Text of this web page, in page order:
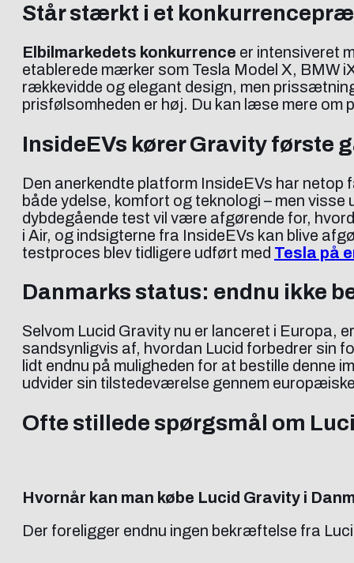
Står stærkt i et
Elbilmarkedets konkurrence er intensiveret
etablerede mærker som Tesla Model X, BMW
rækkevidde og elegant design, men
prisfølsomheden er høj. Du kan læse mere
InsideEVs kører Gravity første
Den anerkendte platform InsideEVs har
både ydelse, komfort og teknologi – men
dybdegående test vil være afgørende for,
i Air, og indsigterne fra InsideEVs kan blive
testproces blev tidligere udført med Tesla på
Danmarks status: endnu ikke
Selvom Lucid Gravity nu er lanceret i Europa,
sandsynligvis af, hvordan Lucid forbedrer sin
lidt endnu på muligheden for at bestille denne
udvider sin tilstedeværelse gennem
Ofte stillede spørgsmål om
Hvornår kan man købe Lucid Gravity i
Der foreligger endnu ingen bekræftelse fra